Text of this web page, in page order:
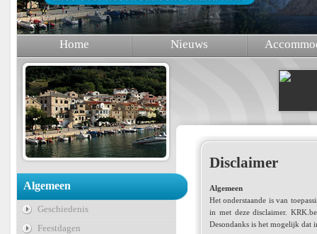
Home Nieuws
Algemeen
Geschiedenis
Feestdagen
Disclaimer
Algemeen
Het onderstaande is van
in met deze disclaimer.
Desondanks is het mogelijk dat